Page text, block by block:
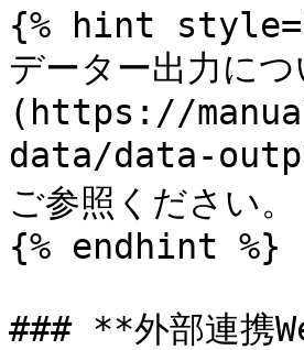
{% hint
データー出力に
(https://
data/data-
ご参照ください。
{% endhint %}
### **外部連携